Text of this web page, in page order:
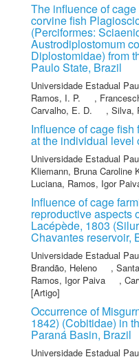
The influence of
corvine fish
(Perciformes:
Austrodiplostomum
Diplostomidae) from
Paulo State, Brazil
Universidade Estadual
Ramos, I. P.
,
Carvalho, E. D.
, Silva,
Influence of cage
at the individual level
Universidade Estadual
Kliemann, Bruna Caroline
Luciana, Ramos, Igor
Influence of cage
reproductive aspects
Lacépède, 1803
Chavantes reservoir,
Universidade Estadual
Brandão, Heleno
,
Ramos, Igor Paiva
,
[Artigo]
Occurrence of
1842) (Cobitidae) in
Paraná Basin, Brazil
Universidade Estadual